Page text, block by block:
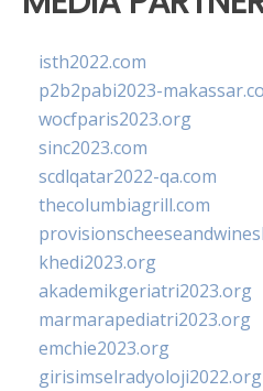
isth2022.com
p2b2pabi2023-
wocfparis2023.org
sinc2023.com
scdlqatar2022-qa.com
thecolumbiagrill.com
khedi2023.org
akademikgeriatri2023.org
marmarapediatri2023.org
emchie2023.org
girisimselradyoloji2022.org